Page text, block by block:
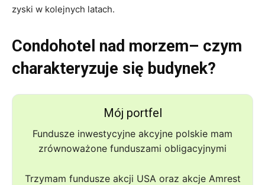
zyski w kolejnych latach.
Condohotel nad morzem– czym
charakteryzuje się budynek?
Mój portfel
Fundusze inwestycyjne akcyjne polskie mam
zrównoważone funduszami obligacyjnymi
Trzymam fundusze akcji USA oraz akcje Amrest